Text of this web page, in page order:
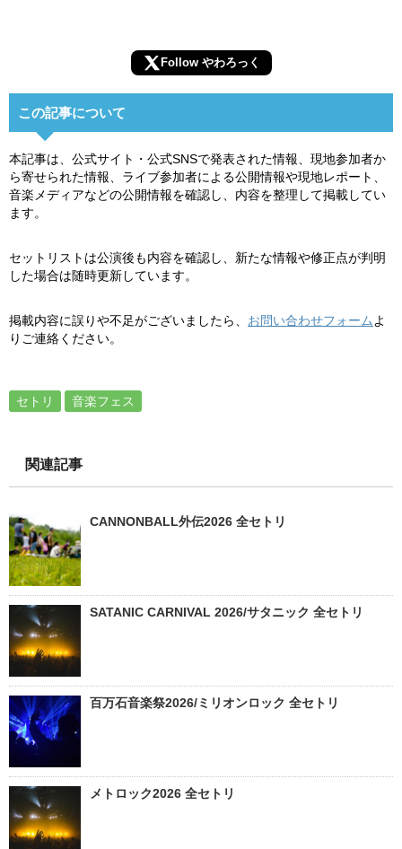
Follow やわろっく
この記事について
本記事は、公式サイト・公式SNSで発表された情報、現地参加者か
ら寄せられた情報、ライブ参加者による公開情報や現地レポート、
音楽メディアなどの公開情報を確認し、内容を整理して掲載してい
ます。
セットリストは公演後も内容を確認し、新たな情報や修正点が判明
した場合は随時更新しています。
掲載内容に誤りや不足がございましたら、 お問い合わせフォーム よ
りご連絡ください。
セトリ 音楽フェス
関連記事
CANNONBALL外伝2026 全セトリ
SATANIC CARNIVAL 2026/サタニック 全セトリ
百万石音楽祭2026/ミリオンロック 全セトリ
メトロック2026 全セトリ